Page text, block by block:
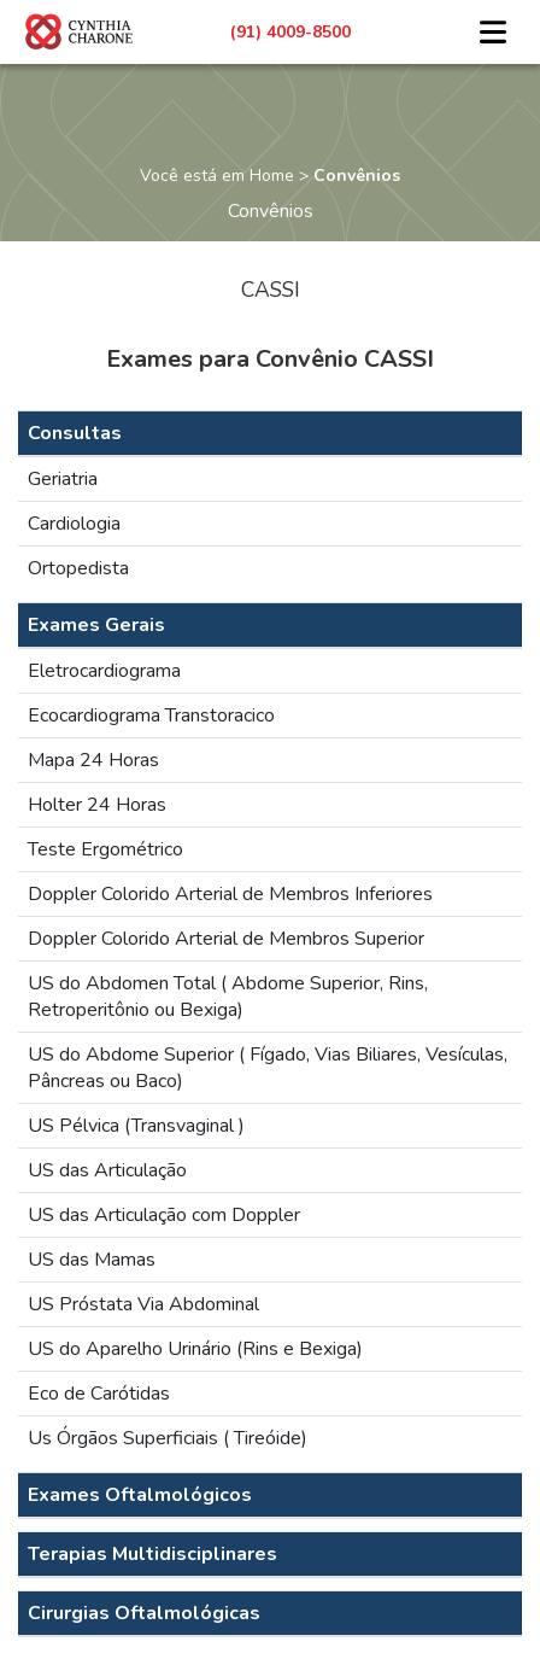
(91) 4009-8500
Você está em Home > Convênios
Convênios
CASSI
Exames para Convênio CASSI
Consultas
Geriatria
Cardiologia
Ortopedista
Exames Gerais
Eletrocardiograma
Ecocardiograma Transtoracico
Mapa 24 Horas
Holter 24 Horas
Teste Ergométrico
Doppler Colorido Arterial de Membros Inferiores
Doppler Colorido Arterial de Membros Superior
US do Abdomen Total ( Abdome Superior, Rins,
Retroperitônio ou Bexiga)
US do Abdome Superior ( Fígado, Vias Biliares, Vesículas,
Pâncreas ou Baco)
US Pélvica (Transvaginal )
US das Articulação
US das Articulação com Doppler
US das Mamas
US Próstata Via Abdominal
US do Aparelho Urinário (Rins e Bexiga)
Eco de Carótidas
Us Órgãos Superficiais ( Tireóide)
Exames Oftalmológicos
Terapias Multidisciplinares
Cirurgias Oftalmológicas